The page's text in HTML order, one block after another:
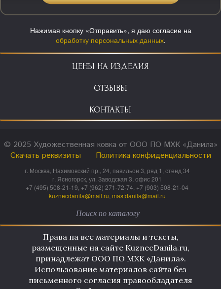
Нажимая кнопку «Отправить», я даю согласие на
обработку персональных данных.
ЦЕНЫ НА ИЗДЕЛИЯ
ОТЗЫВЫ
КОНТАКТЫ
© 2025 Художественная ковка от ООО ПО МХК «Данила»
Скачать реквизиты
Политика конфиденциальности
г. Москва, Нахимовский пр., 24, павильон 3, ряд 1, стенд 34
г. Ясногорск, ул. Заводская 3, офис 201
+7 (495) 508-21-19, +7 (962) 271-72-74, +7 (903) 508-21-04
kuznecdanila@mail.ru mastdanila@mail.ru
Права на все материалы и тексты,
размещенные на сайте KuznecDanila.ru,
принадлежат ООО ПО МХК «Данила».
Использование материалов сайта без
письменного согласия правообладателя